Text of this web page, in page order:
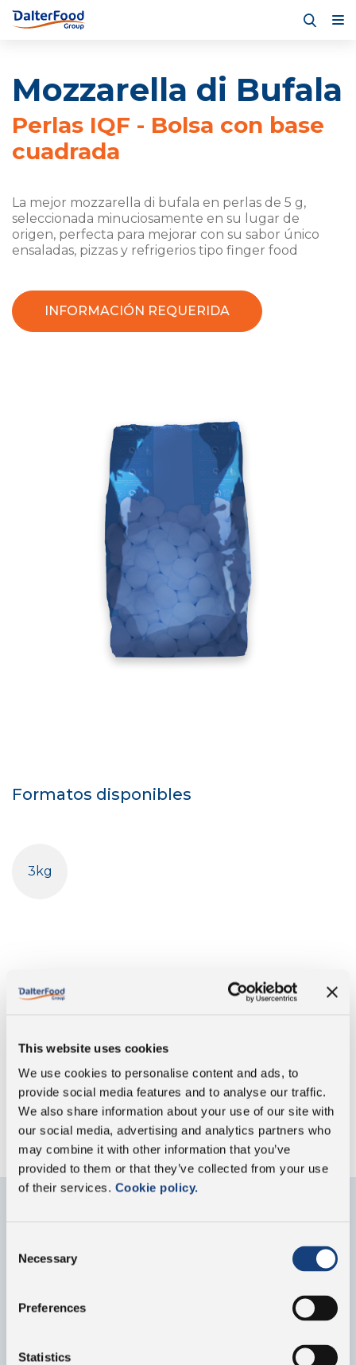
This website uses cookies
We use cookies to personalise content and ads, to
provide social media features and to analyse our traffic.
We also share information about your use of our site with
our social media, advertising and analytics partners who
may combine it with other information that you’ve
provided to them or that they’ve collected from your use
of their services. Cookie policy.
Selection
Necessary
Preferences
Statistics
Mozzarella di Bufala
Perlas IQF - Bolsa con base
cuadrada
La mejor mozzarella di bufala en perlas de 5 g,
seleccionada minuciosamente en su lugar de
origen, perfecta para mejorar con su sabor único
ensaladas, pizzas y refrigerios tipo finger food
INFORMACIÓN REQUERIDA
Formatos disponibles
3kg
Sin conservantes
Rellene el formulario para obtener información